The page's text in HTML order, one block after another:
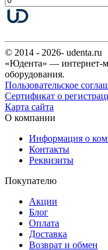
© 2014 - 2026- udenta.ru
«Юдента» — интернет-
оборудования.
Пользовательское
Сертификат о
Карта сайта
О компании
Информация о
Контакты
Реквизиты
Покупателю
Акции
Блог
Оплата
Доставка
Возврат и обмен